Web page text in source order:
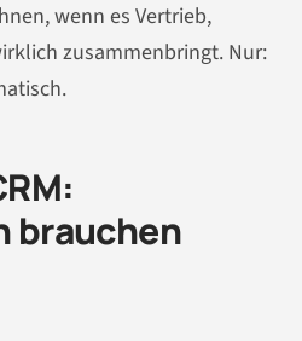
wenn es Vertrieb,
zusammenbringt. Nur:
brauchen